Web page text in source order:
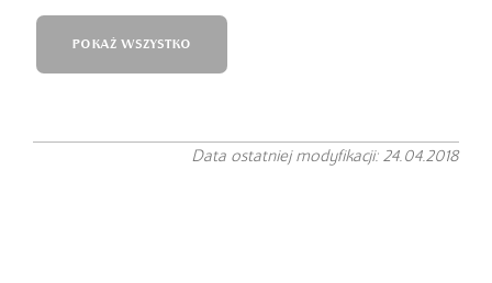
POKAŻ WSZYSTKO
Data ostatniej modyfikacji: 24.04.2018